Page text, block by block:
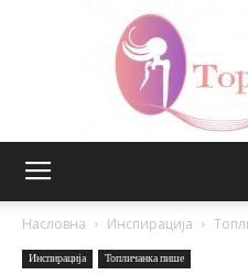
Насловна Инспирација
Инспирација Топличанка пише